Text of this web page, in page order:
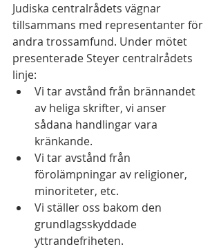
Judiska centralrådets vägnar
tillsammans med representanter för
andra trossamfund. Under mötet
presenterade Steyer centralrådets
linje:
Vi tar avstånd från brännandet
av heliga skrifter, vi anser
sådana handlingar vara
kränkande.
Vi tar avstånd från
förolämpningar av religioner,
minoriteter, etc.
Vi ställer oss bakom den
grundlagsskyddade
yttrandefriheten.